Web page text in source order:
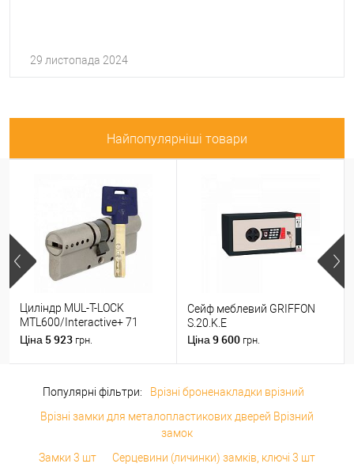
29 листопада 2024
Найпопулярніші товари
Циліндр MUL-T-LOCK
MTL600/Interactive+ 71
(31*40) нікель сатин
Ціна 5 923 грн.
Сейф меблевий GRIFFON
S.20.K.E
Ціна 9 600 грн.
Популярні фільтри:
Врізні броненакладки врізний
Врізні замки для металопластикових дверей Врізний
замок
Замки 3 шт
Серцевини (личинки) замків, ключі 3 шт